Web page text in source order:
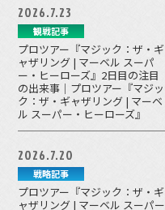
2026.7.23
観戦記事
プロツアー『マジック：ザ・ギ
ャザリング | マーベル スーパ
ー・ヒーローズ』2日目の注目
の出来事｜プロツアー『マジッ
ク：ザ・ギャザリング | マーベ
ル スーパー・ヒーローズ』
2026.7.20
戦略記事
プロツアー『マジック：ザ・ギ
ャザリング | マーベル スーパー